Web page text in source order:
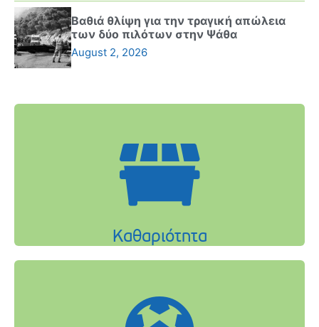
Βαθιά θλίψη για την τραγική απώλεια
των δύο πιλότων στην Ψάθα
August 2, 2026